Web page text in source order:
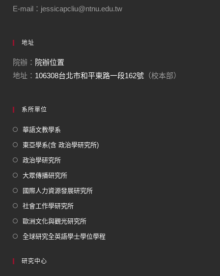
E-mail：jessicapcliu@ntnu.edu.tw
地址
院辦： 院辦位置
地址： 106308台北市和平東路一段162號 （校本部）
系所單位
華語文教學系
東亞學系(含 政治學研究所)
政治學研究所
大眾傳播研究所
國際人力資源發展研究所
社會工作學研究所
歐洲文化與觀光研究所
全球研究全英語學士學位學程
研究中心